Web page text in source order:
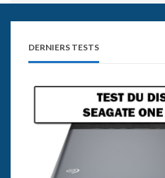
DERNIERS TESTS